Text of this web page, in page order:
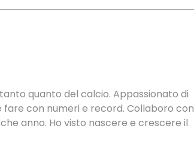
quanto del calcio. Appassionato di
con numeri e record. Collaboro con
anno. Ho visto nascere e crescere il